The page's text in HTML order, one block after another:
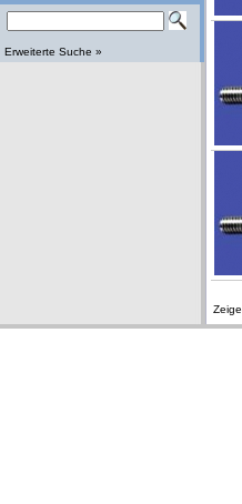
Erweiterte Suche »
Zeige